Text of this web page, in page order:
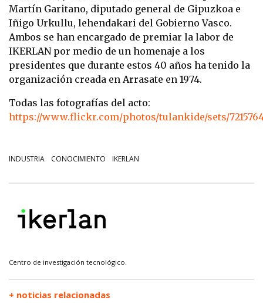
Martín Garitano, diputado general de Gipuzkoa e
Iñigo Urkullu, lehendakari del Gobierno Vasco.
Ambos se han encargado de premiar la labor de
IKERLAN por medio de un homenaje a los
presidentes que durante estos 40 años ha tenido la
organización creada en Arrasate en 1974.
Todas las fotografías del acto:
https://www.flickr.com/photos/tulankide/sets/
INDUSTRIA CONOCIMIENTO IKERLAN
Centro de investigación tecnológico.
+ noticias relacionadas